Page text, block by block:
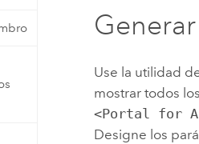
Use la utilidad
mostrar todos
<Portal for
Designe los